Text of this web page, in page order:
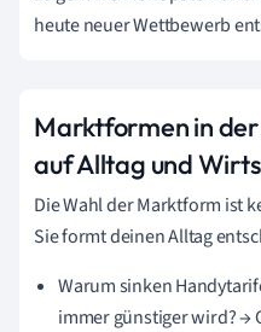
heute neuer Wettbewerb
Marktformen in
auf Alltag und
Die Wahl der Marktform ist
Sie formt deinen Alltag
Warum sinken
immer günstiger wird? →